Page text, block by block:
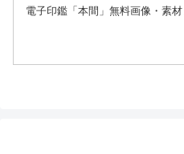
電子印鑑「本間」無料画像・素